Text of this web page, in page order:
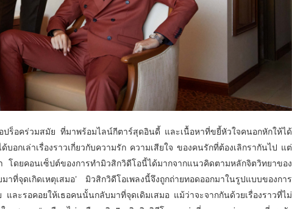
ปร็อคร่วมสมัย ที่มาพร้อมไลน์กีตาร์สุดอินดี้ และเนื้อหาที่ขยี้หัวใจคนอกหักให้ได้
ด้บอกเล่าเรื่องราวเกี่ยวกับความรัก ความเสียใจ ของคนรักที่ต้องเลิกรากันไป แต่
โดยคอนเซ็ปต์ของการทำมิวสิกวิดีโอนี้ได้มากจากแนวคิดตามหลักจิตวิทยาของ
าที่จุดเกิดเหตุเสมอ’ มิวสิกวิดีโอเพลงนี้จึงถูกถ่ายทอดออกมาในรูปแบบของการ
และรอคอยให้เธอคนนั้นกลับมาที่จุดเดิมเสมอ แม้ว่าจะจากกันด้วยเรื่องราวที่ไม่